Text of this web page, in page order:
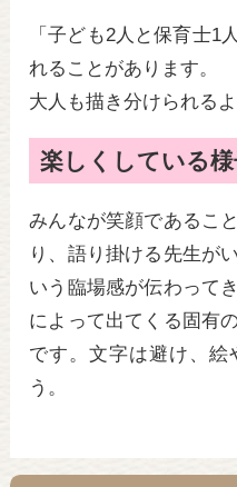
「子ども2人と保育士1
れることがあります。
大人も描き分けられる
楽しくしている
みんなが笑顔であるこ
り、語り掛ける先生が
いう臨場感が伝わって
によって出てくる固有
です。文字は避け、絵
う。